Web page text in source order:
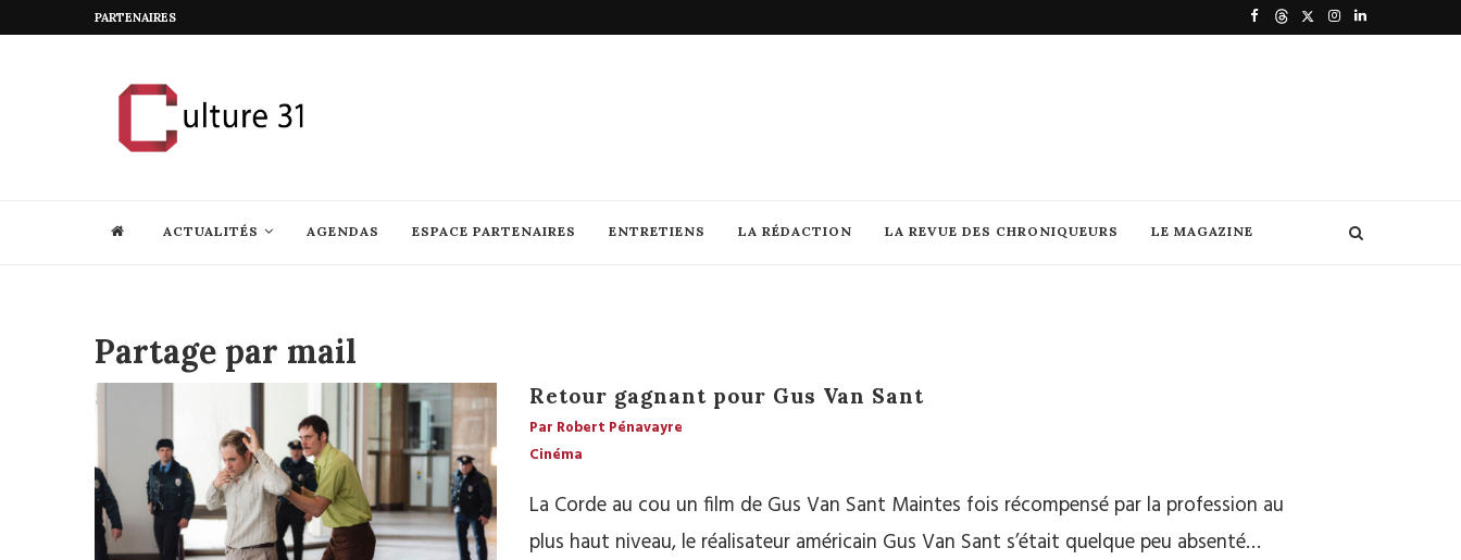
PARTENAIRES
ACTUALITÉS AGENDAS ESPACE PARTENAIRES ENTRETIENS LA RÉDACTION LA REVUE DES CHRONIQUEURS LE MAGAZINE
Partage par mail
Retour gagnant pour Gus Van Sant
Par Robert Pénavayre
Cinéma
La Corde au cou un film de Gus Van Sant Maintes fois récompensé par la profession au
plus haut niveau, le réalisateur américain Gus Van Sant s’était quelque peu absenté…